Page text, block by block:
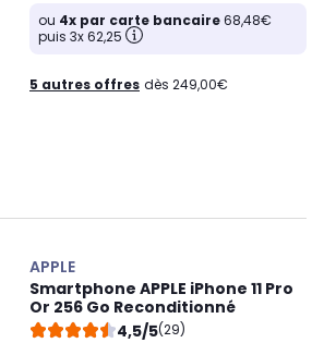
ou 4x par carte bancaire68,48€
puis 3x 62,25
5 autres offres dès 249,00€
APPLE
Smartphone APPLE iPhone 11 Pro
Or 256 Go Reconditionné
4,5/5(29)